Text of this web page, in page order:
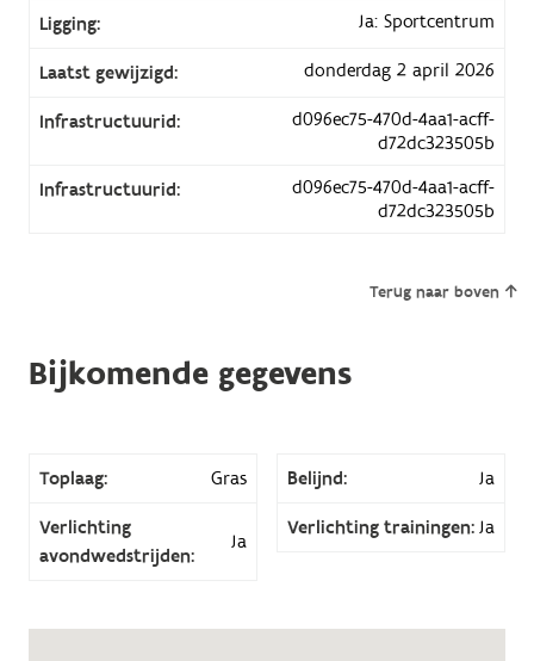
Ligging: Ja: Sportcentrum
Laatst gewijzigd: donderdag 2 april 2026
Infrastructuurid:
d096ec75-470d-4aa1-acff-
d72dc323505b
Infrastructuurid:
d096ec75-470d-4aa1-acff-
d72dc323505b
Terug naar boven
Bijkomende gegevens
Toplaag: Gras Belijnd: Ja
Verlichting
avondwedstrijden:
Ja
Verlichting trainingen: Ja